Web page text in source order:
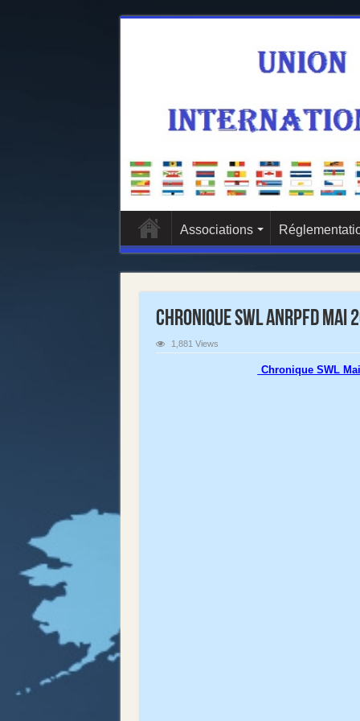
Associations
Chronique SWL ANRPFD Mai
1,881 Views
Chronique SWL